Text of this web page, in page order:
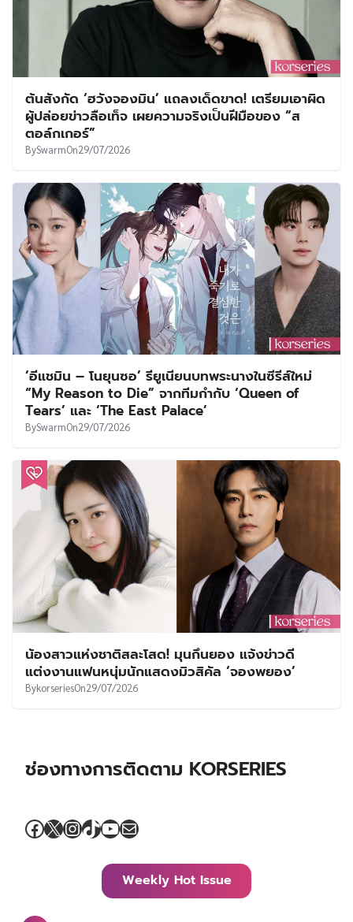
ต้นสังกัด ‘ฮวังจองมิน’ แถลงเด็ดขาด! เตรียมเอาผิด
ผู้ปล่อยข่าวลือเท็จ เผยความจริงเป็นฝีมือของ “ส
ตอล์กเกอร์”
BySwarmOn29/07/2026
‘อีแชมิน – โนยุนซอ’ รียูเนียนบทพระนางในซีรีส์ใหม่
“My Reason to Die” จากทีมกำกับ ‘Queen of
Tears’ และ ‘The East Palace’
BySwarmOn29/07/2026
น้องสาวแห่งชาติสละโสด! มุนกึนยอง แจ้งข่าวดี
แต่งงานแฟนหนุ่มนักแสดงมิวสิคัล ‘จองพยอง’
BykorseriesOn29/07/2026
ช่องทางการติดตาม KORSERIES
Facebook
X Instagram
TikTok
YouTube
Mail
Weekly Hot Issue